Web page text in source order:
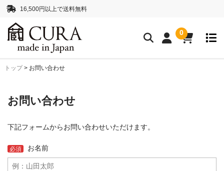
16,500円以上で送料無料
0
クリーニングアイテム
カメラストラップ
トップ> お問い合わせ
お問い合わせ
下記フォームからお問い合わせいただけます。
必須 お名前